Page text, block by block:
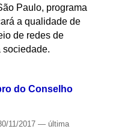
Paulo, programa
a qualidade de
de redes de
sociedade.
do Conselho
11/2017 — última